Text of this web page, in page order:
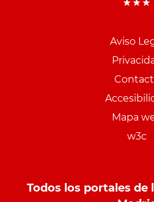
Aviso
Mapa
w3c
Todos los portales de